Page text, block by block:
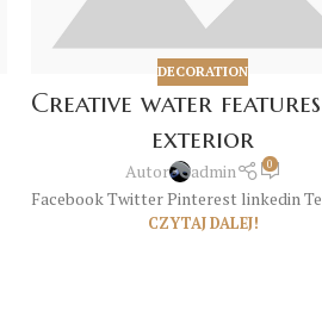
DECORATION
Creative water
exterior
Autor admin 0
Facebook Twitter Pinterest linkedin
CZYTAJ DALEJ!